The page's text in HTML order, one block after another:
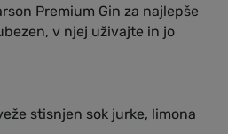
Premium Gin za najlepše
v njej uživajte in jo
stisnjen sok jurke, limona